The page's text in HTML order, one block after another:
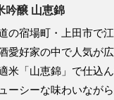
吟醸 山恵錦
の宿場町・上田市で
愛好家の中で人気が
米「山恵錦」で仕込ん
ーシーな味わいなが